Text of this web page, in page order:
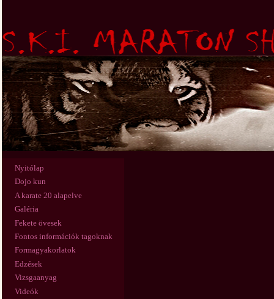
Nyitólap
Dojo kun
A karate 20 alapelve
Galéria
Fekete övesek
Fontos információk tagoknak
Formagyakorlatok
Edzések
Vizsgaanyag
Videók